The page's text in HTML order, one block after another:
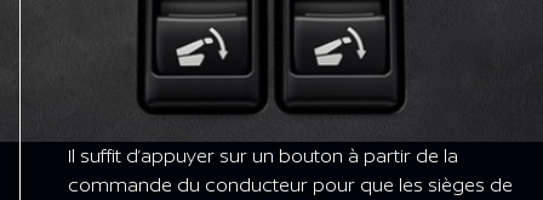
Il suffit d’appuyer sur un bouton à partir de la
commande du conducteur pour que les sièges de